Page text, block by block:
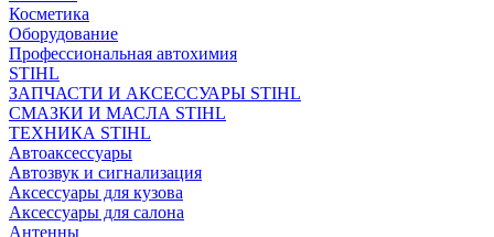
Косметика
Оборудование
Профессиональная автохимия
STIHL
ЗАПЧАСТИ И АКСЕССУАРЫ STIHL
СМАЗКИ И МАСЛА STIHL
ТЕХНИКА STIHL
Автоаксессуары
Автозвук и сигнализация
Аксессуары для кузова
Аксессуары для салона
Антенны